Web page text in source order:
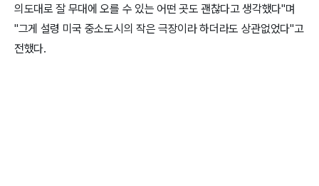
의도대로 잘 무대에 오를 수 있는 어떤 곳도 괜찮다고 생각했다"며
"그게 설령 미국 중소도시의 작은 극장이라 하더라도 상관없었다"고
전했다.